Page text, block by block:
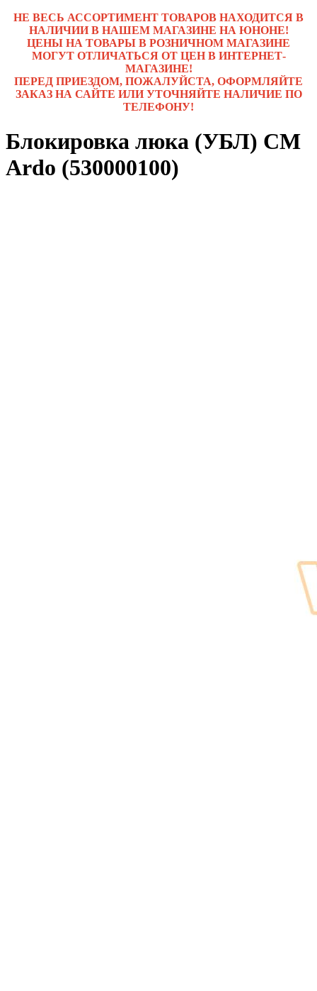
НЕ ВЕСЬ АССОРТИМЕНТ ТОВАРОВ НАХОДИТСЯ В
НАЛИЧИИ В НАШЕМ МАГАЗИНЕ НА ЮНОНЕ!
ЦЕНЫ НА ТОВАРЫ В РОЗНИЧНОМ МАГАЗИНЕ
МОГУТ ОТЛИЧАТЬСЯ ОТ ЦЕН В ИНТЕРНЕТ-
МАГАЗИНЕ!
ПЕРЕД ПРИЕЗДОМ, ПОЖАЛУЙСТА, ОФОРМЛЯЙТЕ
ЗАКАЗ НА САЙТЕ ИЛИ УТОЧНЯЙТЕ НАЛИЧИЕ ПО
ТЕЛЕФОНУ!
Блокировка люка (УБЛ) СМ
Ardo (530000100)